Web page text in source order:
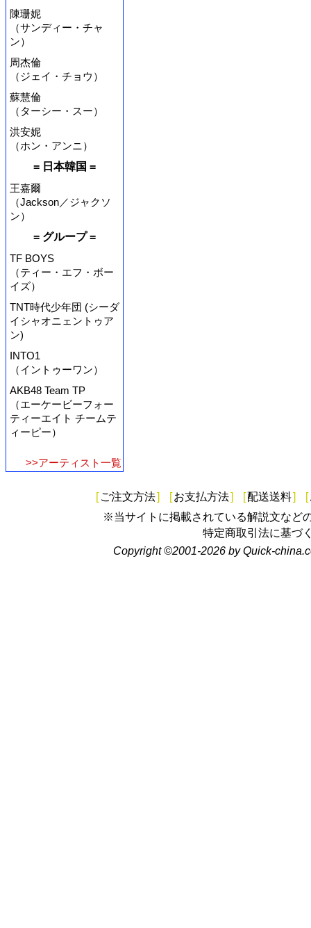
陳珊妮
（サンディー・チャ
ン）
周杰倫
（ジェイ・チョウ）
蘇慧倫
（ターシー・スー）
洪安妮
（ホン・アンニ）
= 日本韓国 =
王嘉爾
（Jackson／ジャクソ
ン）
= グループ =
TF BOYS
（ティー・エフ・ボー
イズ）
TNT時代少年団 (シーダ
イシャオニェントゥア
ン)
INTO1
（イントゥーワン）
AKB48 Team TP
（エーケービーフォー
ティーエイト チームテ
ィーピー）
>>アーティスト一覧
[ ご注文方法] [お支払方法] [配送送料] [
※当サイトに掲載されている解説文など
特定商取引法に基づ
Copyright ©2001-2026 by Quick-